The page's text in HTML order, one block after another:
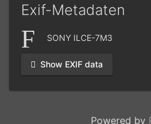
Exif-Metadaten
SONY ILCE-7M3
Show EXIF data
Powered by